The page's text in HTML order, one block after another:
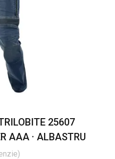
25607
AAA · ALBASTRU
)